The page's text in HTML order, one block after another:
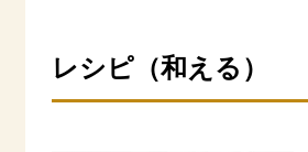
レシピ（和える）